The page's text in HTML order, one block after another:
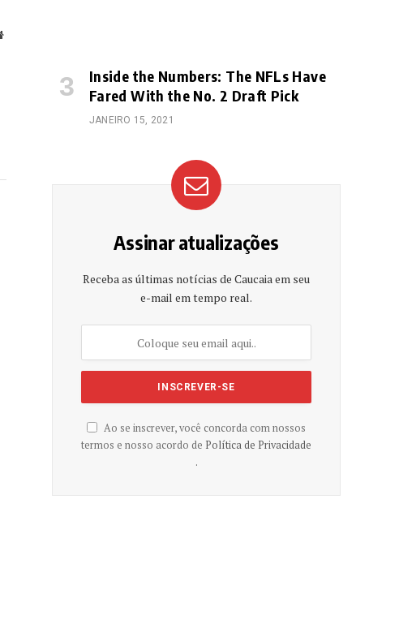
Website
Inside the Numbers: The NFLs Have
Fared With the No. 2 Draft Pick
JANEIRO 15, 2021
Assinar atualizações
Receba as últimas notícias de Caucaia em seu
e-mail em tempo real.
Ao se inscrever, você concorda com nossos
termos e nosso acordo de Política de Privacidade
.